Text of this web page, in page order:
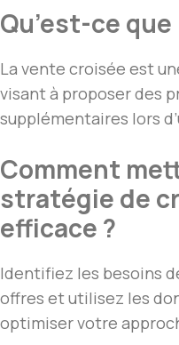
Qu’est-ce
La vente croisée est
visant à proposer des
supplémentaires lors
Comment
stratégie de
efficace ?
Identifiez les besoins
offres et utilisez les
optimiser votre